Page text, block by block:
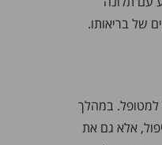
של בריאותו.
למטופל. במהלך
אלא גם את